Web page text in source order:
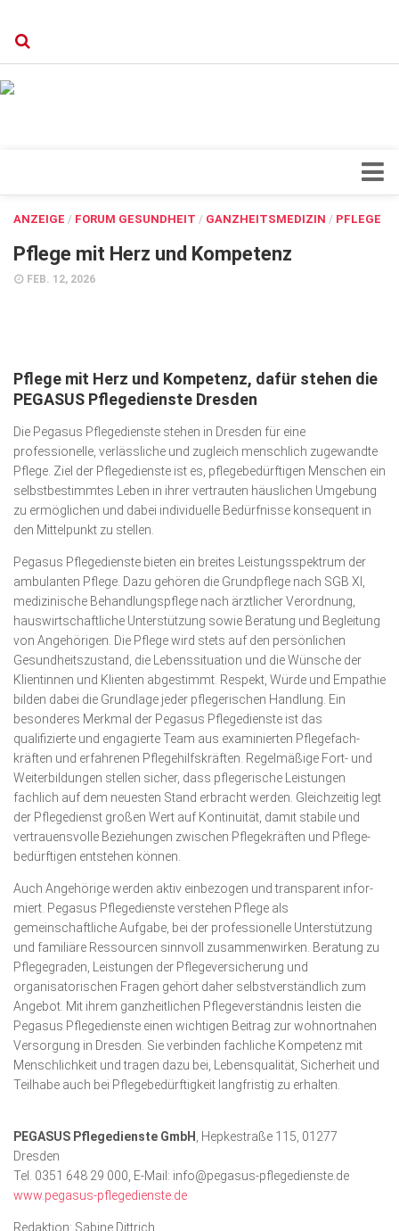
Blick ins Innere
Forschung
Herz & Kreislauf
Special
Wirtschaft, Recht, Finanzen
Zahn, Mund, Kiefer
Forum Gesundheit
Allgemein
Innovationen
Kampf gegen Krebs
Hören
Lebensart
ANZEIGE / FORUM GESUNDHEIT / GANZHEITSMEDIZIN / PFLEGE
Pflege mit Herz und Kompetenz
FEB. 12, 2026
Pflege mit Herz und Kompetenz, dafür stehen die
PEGASUS Pflegedienste Dresden
Die Pegasus Pflegedienste stehen in Dresden für eine
professionelle, verlässliche und zugleich menschlich zugewandte
Pflege. Ziel der Pflege­dienste ist es, pflege­­bedürftigen Menschen ein
selbstbestimmtes Leben in ihrer vertrauten häuslichen Umgebung
zu ermög­lichen und dabei individuelle Bedürfnisse konsequent in
den Mittelpunkt zu stellen.
Pegasus Pflegedienste bieten ein breites Leistungsspektrum der
ambulanten Pflege. Dazu gehören die Grundpflege nach SGB XI,
medizinische Behandlungspflege nach ärztlicher Ver­ordnung,
hauswirtschaftliche Unterstützung sowie Beratung und Begleitung
von Angehörigen. Die Pflege wird stets auf den persönlichen
Gesundheitszustand, die Lebenssituation und die Wünsche der
Klientinnen und Klienten abgestimmt. Respekt, Würde und Empathie
bilden dabei die Grundlage jeder pflegerischen Hand­lung. Ein
besonderes Merkmal der Pegasus Pflege­dienste ist das
qualifizierte und engagierte Team aus examinierten Pflege­fach­
kräften und erfahrenen Pflegehilfskräften. Regel­mäßige Fort- und
Weiterbildungen stellen sicher, dass pflegerische Leistun­gen
fachlich auf dem neuesten Stand erbracht werden. Gleich­zeitig legt
der Pflegedienst großen Wert auf Kontinuität, damit stabile und
vertrauensvolle Beziehungen zwischen Pflege­kräf­ten und Pflege­
bedürftigen entstehen können.
Auch Angehörige werden aktiv einbezogen und transparent infor­
miert. Pegasus Pflegedienste verstehen Pflege als
gemeinschaftliche Aufgabe, bei der professionelle Unterstützung
und familiäre Ressourcen sinnvoll zusammenwirken. Beratung zu
Pflegegraden, Leistungen der Pflegeversicherung und
organisatorischen Fragen gehört daher selbstverständlich zum
Angebot. Mit ihrem ganzheitlichen Pflegeverständnis leisten die
Pegasus Pflegedienste einen wichtigen Beitrag zur wohnortnahen
Versor­gung in Dresden. Sie verbinden fachliche Kompetenz mit
Menschlichkeit und tragen dazu bei, Lebensqualität, Sicherheit und
Teilhabe auch bei Pflege­bedürftigkeit langfristig zu erhalten.
PEGASUS Pflegedienste GmbH
, Hepkestraße 115, 01277
Dresden
Tel. 0351 648 29 000, E-Mail: info@pegasus-pflegedienste.de
www.pegasus-pflegedienste.de
Redaktion: Sabine Dittrich